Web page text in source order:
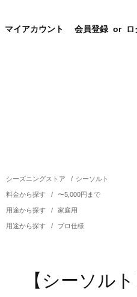
マイアカウント 会員登録 or
シーズニングストア / シーソルト
料金から探す / 〜5,000円まで
用途から探す / 家庭用
用途から探す / プロ仕様
【シーソルト